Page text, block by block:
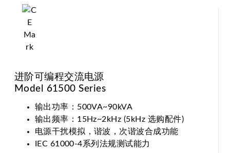
进阶可编程交流电源
Model 61500 Series
输出功率：500VA~90kVA
输出频率：15Hz~2kHz (5kHz 选购配件)
电源干扰模拟，谐波，次谐波合成功能
IEC 61000-4系列法规测试能力